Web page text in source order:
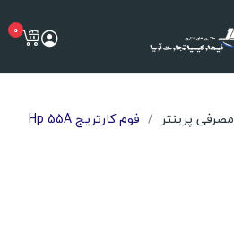
0
مصرفی پرینتر فوم کارتریج Hp 55A